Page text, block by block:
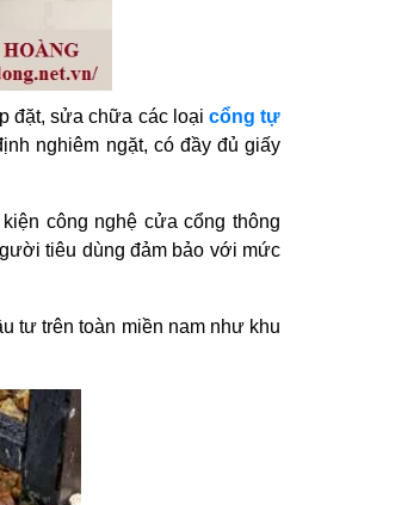
đặt, sửa chữa các loại cổng tự
nghiêm ngặt, có đầy đủ giấy
công nghệ cửa cổng thông
tiêu dùng đảm bảo với mức
tư trên toàn miền nam như khu